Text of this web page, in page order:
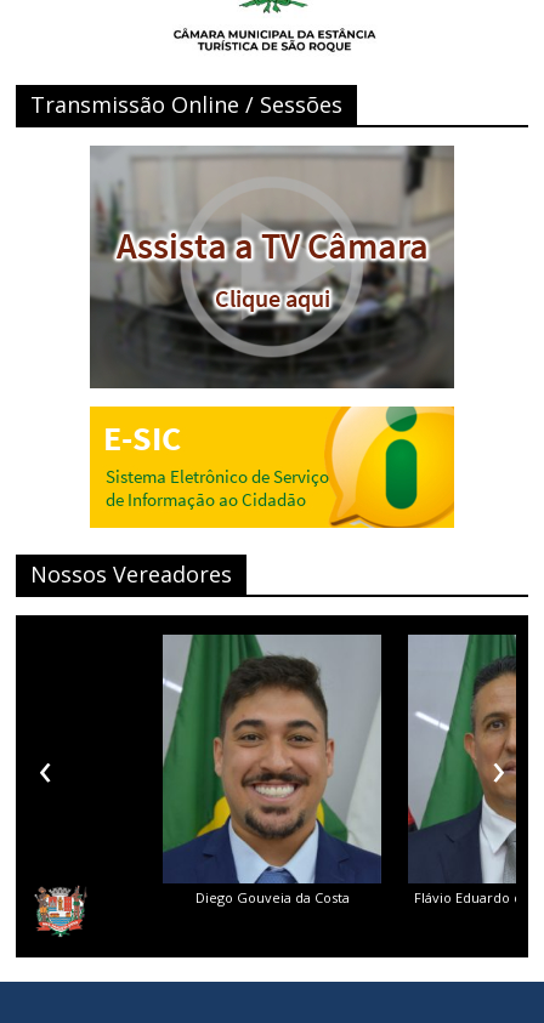
Transmissão Online / Sessões
Nossos Vereadores
Diego Gouveia da Costa Flávio Eduardo dos
‹ ›